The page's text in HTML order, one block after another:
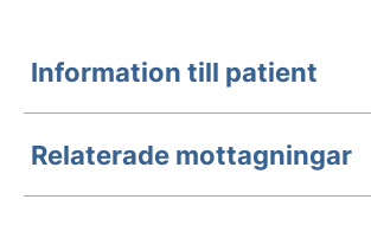
Information till patient
Relaterade mottagningar